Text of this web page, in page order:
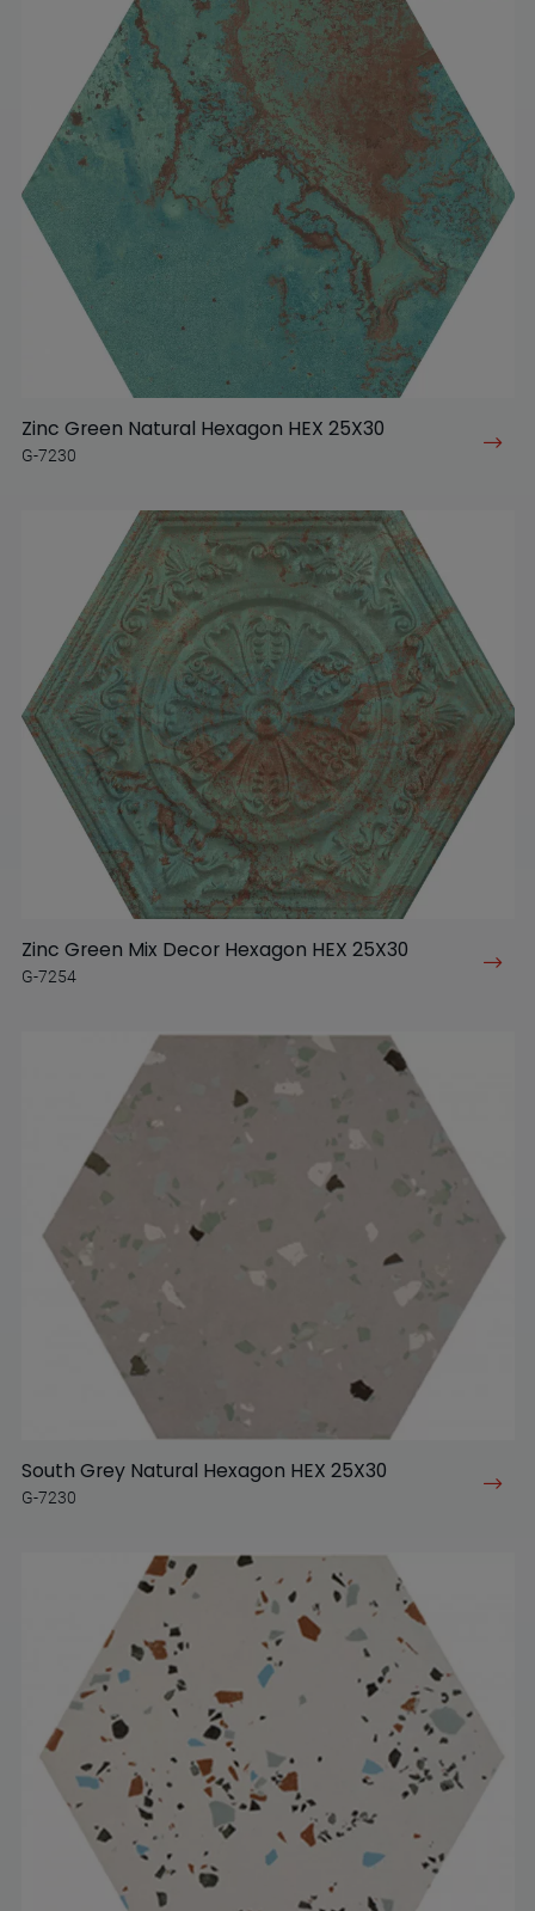
Zinc Green Natural Hexagon HEX 25X30
G-7230
Zinc Green Mix Decor Hexagon HEX 25X30
G-7254
South Grey Natural Hexagon HEX 25X30
G-7230